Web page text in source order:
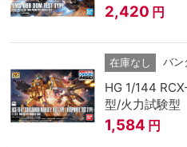
2,420 円
在庫なし バン
HG 1/144
型/火力試験型
1,584 円